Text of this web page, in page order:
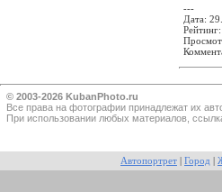
---
Дата:
© 2003-2026 KubanPhoto.ru
Все прaва на фотографии принадлежат их
При использовании любых материалов,
Автопортрет Город